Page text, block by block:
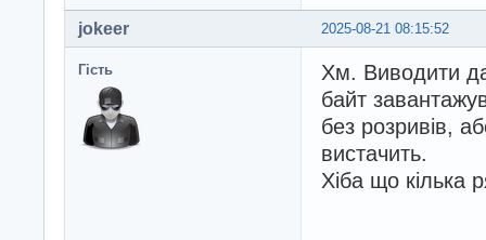
2025-08-21 08:15:52
jokeer
Гість
Хм. Виводити
байт
без розривів,
вистачить.
Хіба що кілька